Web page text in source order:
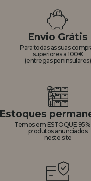
Envio Grátis
Para todas as suas
superiores a 100€
(entregas peninsulares)
Estoques
Temos em ESTOQUE 95%
produtos anunciados
neste site